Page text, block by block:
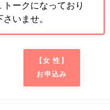
ークになっており
いませ。
【女 性】
お申込み